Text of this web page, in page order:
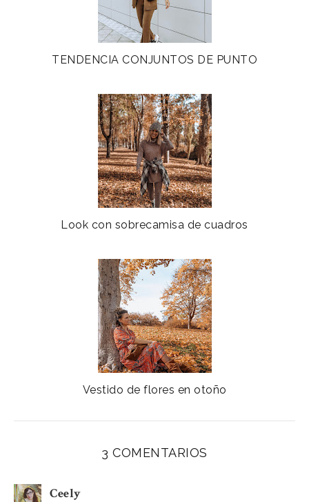
TENDENCIA CONJUNTOS DE PUNTO
Look con sobrecamisa de cuadros
Vestido de flores en otoño
3 COMENTARIOS
Ceely